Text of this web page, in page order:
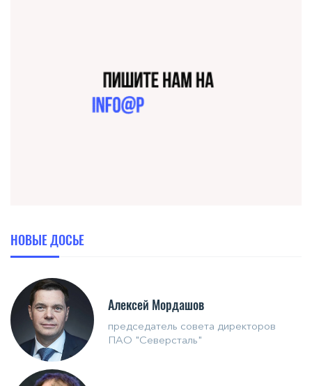
НОВЫЕ ДОСЬЕ
Алексей Мордашов
председатель совета директоров
ПАО "Северсталь"